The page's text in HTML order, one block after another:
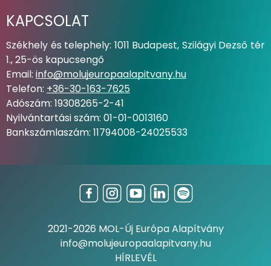
KAPCSOLAT
Székhely és telephely: 1011 Budapest, Szilágyi Dezső tér
1., 25-ös kapucsengő
Email: info@molujeuropaalapitvany.hu
Telefon: +36-30-163-7625
Adószám: 19308265-2-41
Nyilvántartási szám: 01-01-0013160
Bankszámlaszám: 11794008-24025533
2021-2026 MOL-Új Európa Alapítvány
info@molujeuropaalapitvany.hu
HÍRLEVÉL